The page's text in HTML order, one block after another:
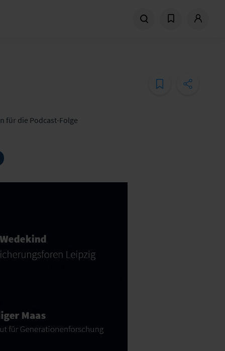
für die Podcast-Folge